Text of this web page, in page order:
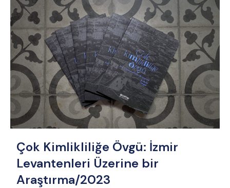
Çok Kimlikliliğe Övgü: İzmir
Levantenleri Üzerine bir
Araştırma/2023